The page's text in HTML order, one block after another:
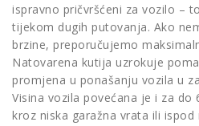
ispravno pričvršćeni za vozilo –
tijekom dugih putovanja. Ako
brzine, preporučujemo
Natovarena kutija uzrokuje
promjena u ponašanju vozila u
Visina vozila povećana je i za do
kroz niska garažna vrata ili ispod